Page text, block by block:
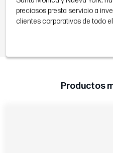
preciosos presta servicio a
clientes corporativos de todo
Productos